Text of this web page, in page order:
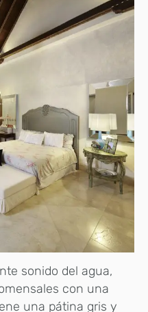
sonido del agua,
con una
una pátina gris y